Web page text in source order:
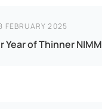
FEBRUARY 2025
Year of Thinner NIMM